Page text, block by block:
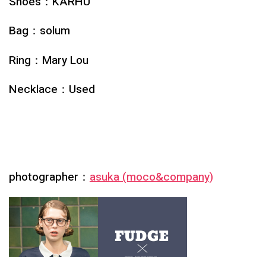
Bag：solum
Ring：Mary Lou
Necklace：Used
photographer： asuka (moco&company)